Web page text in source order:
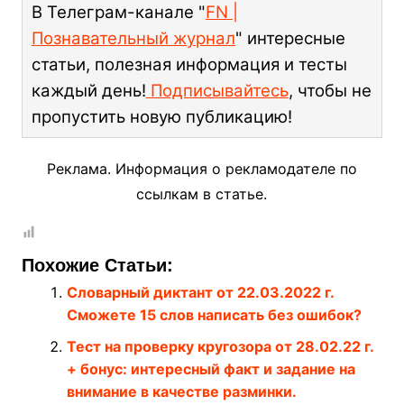
В Телеграм-канале "FN |
Познавательный журнал" интересные
статьи, полезная информация и тесты
каждый день! Подписывайтесь, чтобы не
пропустить новую публикацию!
Реклама. Информация о рекламодателе по
ссылкам в статье.
Похожие Статьи:
Словарный диктант от 22.03.2022 г.
Сможете 15 слов написать без ошибок?
Тест на проверку кругозора от 28.02.22 г.
+ бонус: интересный факт и задание на
внимание в качестве разминки.